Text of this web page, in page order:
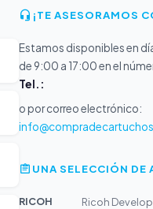
¡TE ASESORAMOS
Estamos disponibles en
de 9:00 a 17:00 en el
Tel.:
o por correo electrónico:
UNA SELECCIÓN DE
RICOH
Ricoh